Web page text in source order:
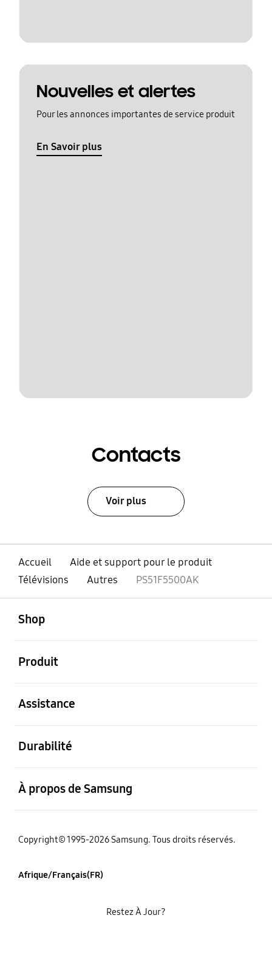
Nouvelles et alertes
Pour les annonces importantes de service produit
En Savoir plus
Contacts
Voir plus
Accueil
Aide et support pour le produit
Télévisions
Autres PS51F5500AK
Shop
Produit
Assistance
Durabilité
À propos de Samsung
Copyright© 1995-2026 Samsung. Tous droits réservés.
Afrique/Français(FR)
Restez À Jour?